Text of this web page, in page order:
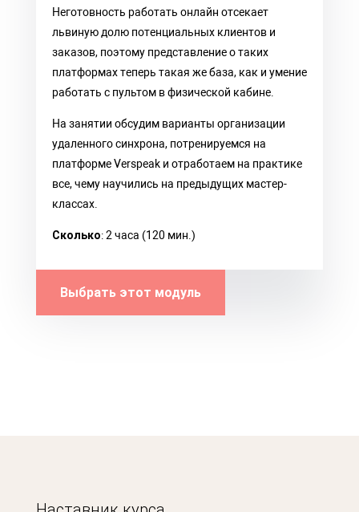
Неготовность работать онлайн отсекает
львиную долю потенциальных клиентов и
заказов, поэтому представление о таких
платформах теперь такая же база, как и умение
работать с пультом в физической кабине.
На занятии обсудим варианты организации
удаленного синхрона, потренируемся на
платформе Verspeak и отработаем на практике
все, чему научились на предыдущих мастер-
классах.
Сколько: 2 часа (120 мин.)
Выбрать этот модуль